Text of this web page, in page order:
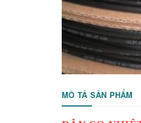
MÔ TẢ SẢN PHẨM